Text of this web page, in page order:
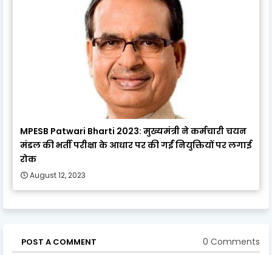
MPESB Patwari Bharti 2023: मुख्यमंत्री ने कर्मचारी चयन
मंडल की भर्ती परीक्षा के आधार पर की गईं नियुक्तियों पर लगाई
रोक
August 12, 2023
POST A COMMENT 0 Comments